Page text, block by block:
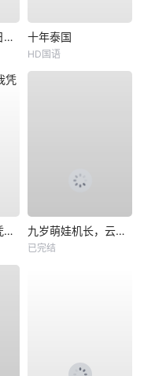
暴富：从绑定每日消费系统开始 十年泰国
HD国语
气运三角洲，我凭操作吊打全球 九岁萌娃机长，云端逆行
已完结